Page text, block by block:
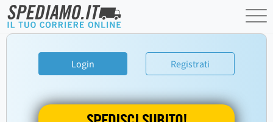
Login Registrati